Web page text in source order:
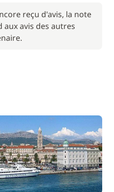
reçu d'avis, la note
avis des autres